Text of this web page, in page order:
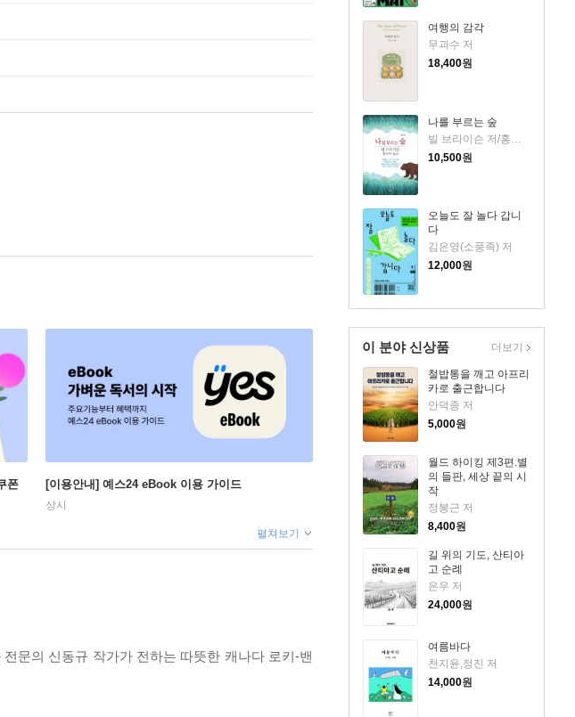
여행의 감각
무과수 저
18,400원
나를 부르는 숲
10,500원
오늘도 잘 놀다 갑니
다
김은영(소풍족) 저
12,000원
이 분야 신상품
철밥통을 깨고 아프리
카로 출근합니다
안덕종 저
5,000원
월드 하이킹 제3편.별
의 들판, 세상 끝의 시
작
정봉근 저
8,400원
길 위의 기도, 산티아
고 순례
은우 저
24,000원
여름바다
천지윤,정진 저
14,000원
더보기
폰 [이용안내] 예스24 eBook 이용 가이드
상시
펼쳐보기
문의 신동규 작가가 전하는 따뜻한 캐나다 로키-밴